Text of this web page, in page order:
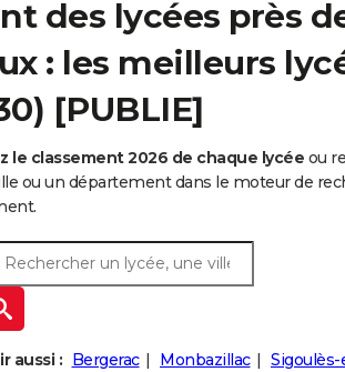
des lycées près
: les meilleurs
[PUBLIE]
le classement 2026 de chaque lycée ou
ou un département dans le moteur de
aussi : Bergerac Monbazillac Sigoulès-